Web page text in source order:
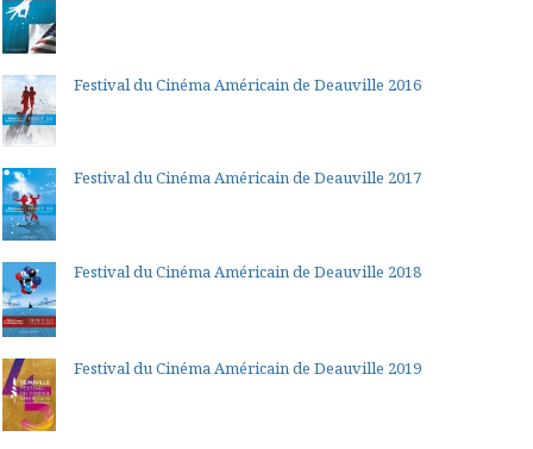
Festival du Cinéma Américain de Deauville 2016
Festival du Cinéma Américain de Deauville 2017
Festival du Cinéma Américain de Deauville 2018
Festival du Cinéma Américain de Deauville 2019